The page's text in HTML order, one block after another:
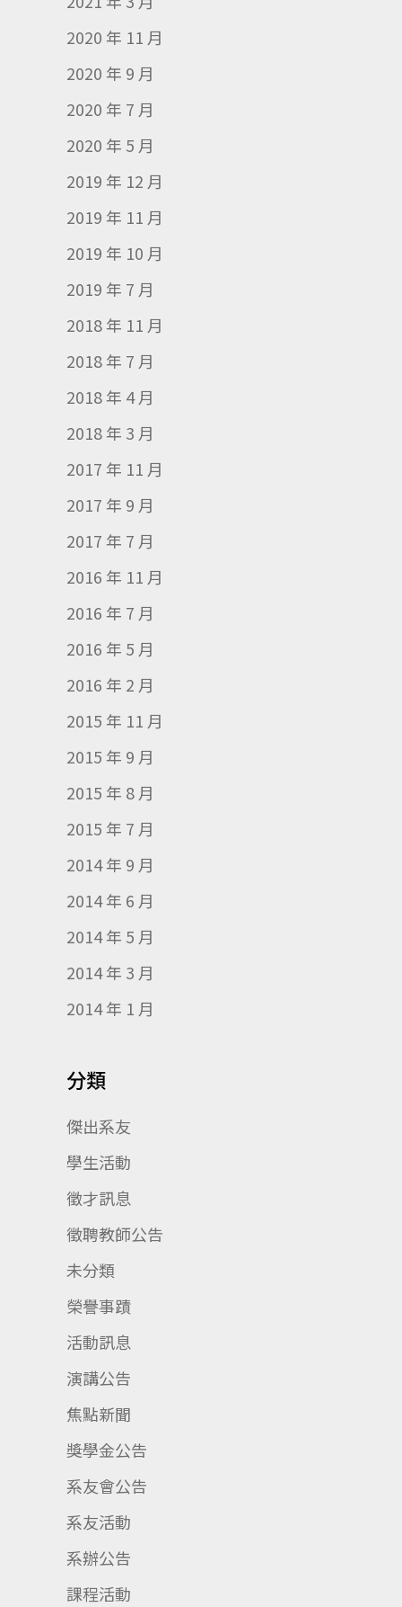
2020 年 11 月
2020 年 9 月
2020 年 7 月
2020 年 5 月
2019 年 12 月
2019 年 11 月
2019 年 10 月
2019 年 7 月
2018 年 11 月
2018 年 7 月
2018 年 4 月
2018 年 3 月
2017 年 11 月
2017 年 9 月
2017 年 7 月
2016 年 11 月
2016 年 7 月
2016 年 5 月
2016 年 2 月
2015 年 11 月
2015 年 9 月
2015 年 8 月
2015 年 7 月
2014 年 9 月
2014 年 6 月
2014 年 5 月
2014 年 3 月
2014 年 1 月
分類
傑出系友
學生活動
徵才訊息
徵聘教師公告
未分類
榮譽事蹟
活動訊息
演講公告
焦點新聞
獎學金公告
系友會公告
系友活動
系辦公告
課程活動